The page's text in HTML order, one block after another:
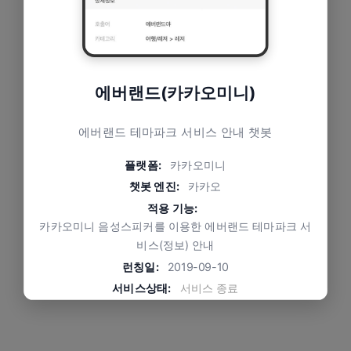
에버랜드(카카오미니)
에버랜드 테마파크 서비스 안내 챗봇
플랫폼: 카카오미니
챗봇 엔진: 카카오
적용 기능:
카카오미니 음성스피커를 이용한 에버랜드 테마파크 서
비스(정보) 안내
런칭일:
2019-09-10
서비스상태:
서비스 종료